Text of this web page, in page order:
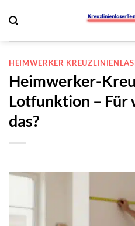
Inhalt
springen
HEIMWERKER
Heimwerker-
Lotfunktion – Für
das?